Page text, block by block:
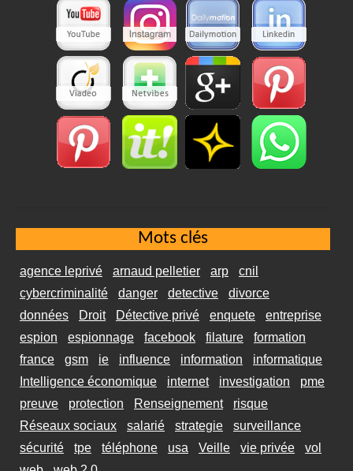
Mots clés
agence leprivé arnaud pelletier arp
cnil
cybercriminalité
danger detective
divorce
données
Droit Détective privé enquete
entreprise
espion
espionnage facebook filature
formation
france
gsm ie influence information
informatique
Intelligence économique
internet investigation
pme
preuve
protection Renseignement
risque
Réseaux sociaux
salarié strategie
surveillance
sécurité
tpe téléphone usa Veille vie privée
vol